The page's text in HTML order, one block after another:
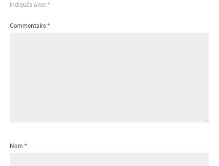
indiqués avec *
Commentaire *
Nom *